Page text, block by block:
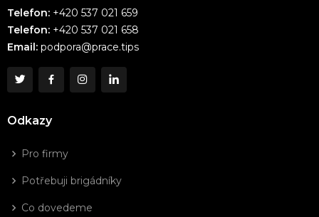
Telefon: +420 537 021 659
Telefon: +420 537 021 658
Email: podpora@prace.tips
Odkazy
Pro firmy
Potřebuji brigádníky
Co dovedeme